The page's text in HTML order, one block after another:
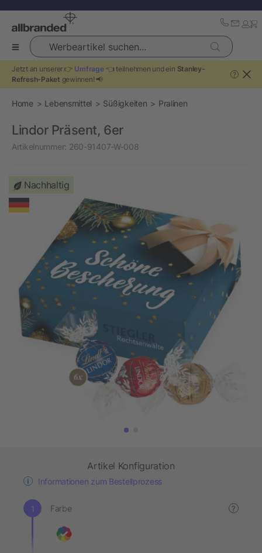
Werbeartikel suchen...
Jetzt an unserer 👉 Umfrage👈 teilnehmen und ein Stanley-
Refresh-Paket gewinnen! 📢
?
Home Lebensmittel Süßigkeiten Pralinen
Lindor Präsent, 6er
Artikelnummer: 260-91407-W-008
Nachhaltig
Artikel Konfiguration
Informationen zum Bestellprozess
Farbe ?